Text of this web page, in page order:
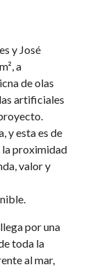
y José
a
de olas
artificiales
y esta es de
la proximidad
valor y
por una
toda la
al mar,